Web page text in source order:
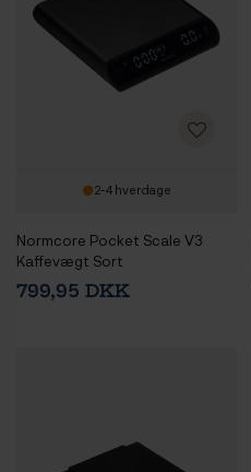
2-4 hverdage
Normcore Pocket Scale V3
Kaffevægt Sort
799,95 DKK